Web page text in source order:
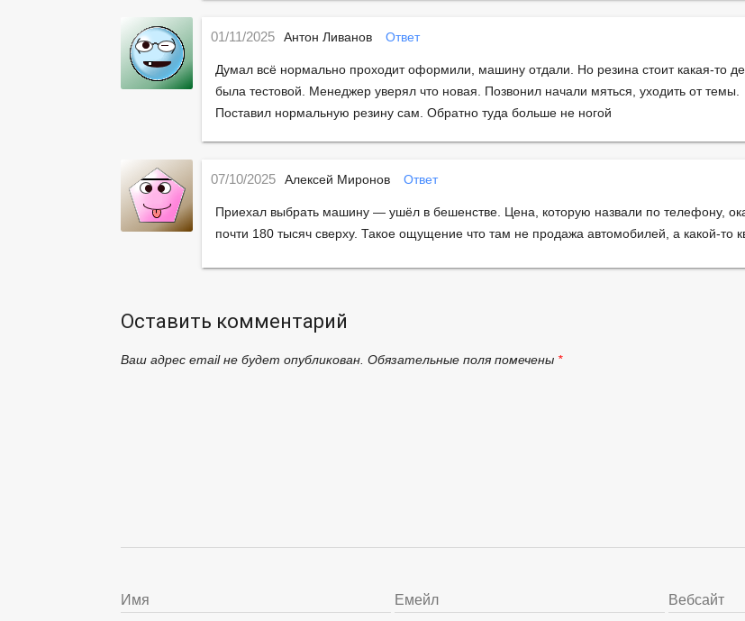
Антон Ливанов
01/11/2025 Ответ
Думал всё нормально проходит оформили, машину отдали. Но резина стоит какая-то
была тестовой. Менеджер уверял что новая. Позвонил начали мяться, уходить от темы.
Поставил нормальную резину сам. Обратно туда больше не ногой
Алексей Миронов
07/10/2025 Ответ
Приехал выбрать машину — ушёл в бешенстве. Цена, которую назвали по телефону,
почти 180 тысяч сверху. Такое ощущение что там не продажа автомобилей, а какой-то
Оставить комментарий
Ваш адрес email не будет опубликован. Обязательные поля помечены *